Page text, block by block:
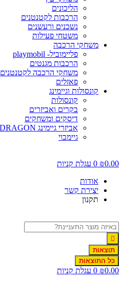
הליכונים
הרכבות לקטנטנים
נשכנים ורעשנים
משטחי פעילות
משחקי הרכבה
פליימוביל- playmobil
הרכבות מגנטים
משחקי הרכבה לקטנטנים
פאזלים
קונסולות וגיימינג
קונסולות
בקרים ואביזרים
דיסקים ומשחקים
אביזרי גיימינג DRAGON
גיימבוי
₪0.00
0 עגלת קניות
אודות
יצירת קשר
תקנון
תוצאות
כל התוצאות
₪0.00
0 עגלת קניות